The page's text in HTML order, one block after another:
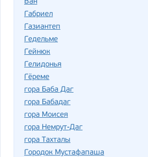
Ван
Габриел
Газиантеп
Гедельме
Гейнюк
Гелидонья
Гёреме
гора Баба Даг
гора Бабадаг
гора Моисея
гора Немрут-Даг
гора Тахталы
Городок Мустафапаша